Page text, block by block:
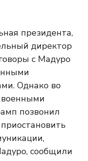
президента,
директор
с Мадуро
Однако во
военными
позвонил
сообщили